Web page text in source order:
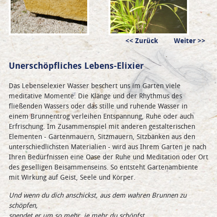
Zurück
„Wassertrog“
DETAILS
„Wasserbecken“
DETAILS
Weiter
Unerschöpfliches Lebens-Elixier
Das Lebenselexier Wasser beschert uns im Garten viele
meditative Momente. Die Klänge und der Rhythmus des
fließenden Wassers oder das stille und ruhende Wasser in
einem Brunnentrog verleihen Entspannung, Ruhe oder auch
Erfrischung. Im Zusammenspiel mit anderen gestalterischen
Elementen - Gartenmauern, Sitzmauern, Sitzbänken aus den
unterschiedlichsten Materialien - wird aus Ihrem Garten je nach
Ihren Bedürfnissen eine Oase der Ruhe und Meditation oder Ort
des geselligen Beisammenseins. So entsteht Gartenambiente
mit Wirkung auf Geist, Seele und Körper.
Und wenn du dich anschickst, aus dem wahren Brunnen zu
schöpfen,